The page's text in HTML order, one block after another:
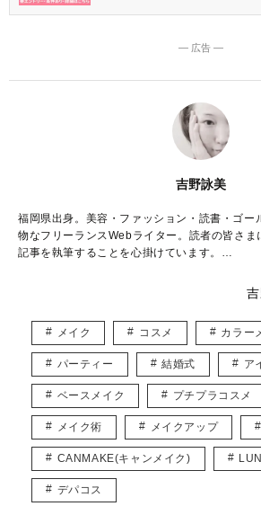
― 広告 ―
吉野詠美
福岡県出身。美容・ファッション・読書・ゴー
物なフリーランスWebライター。読者の皆さま
記事を執筆することを心掛けています。
日本コスメティック協会「コスメマイスター」
▶︎▶︎ メンズスキンケア情報 ブログサイト
「メンズスキンケア学園」運営
https://mensskincaregakuen.com
▶︎▶︎ email
eimiyoshino8686@gmail.com
記事の内容または商品についてのご質問はお答
メイク コスメ カラー
パーティー 結婚式 ア
ベースメイク プチプラコスメ
メイク術 メイクアップ
CANMAKE(キャンメイク)
デパコス